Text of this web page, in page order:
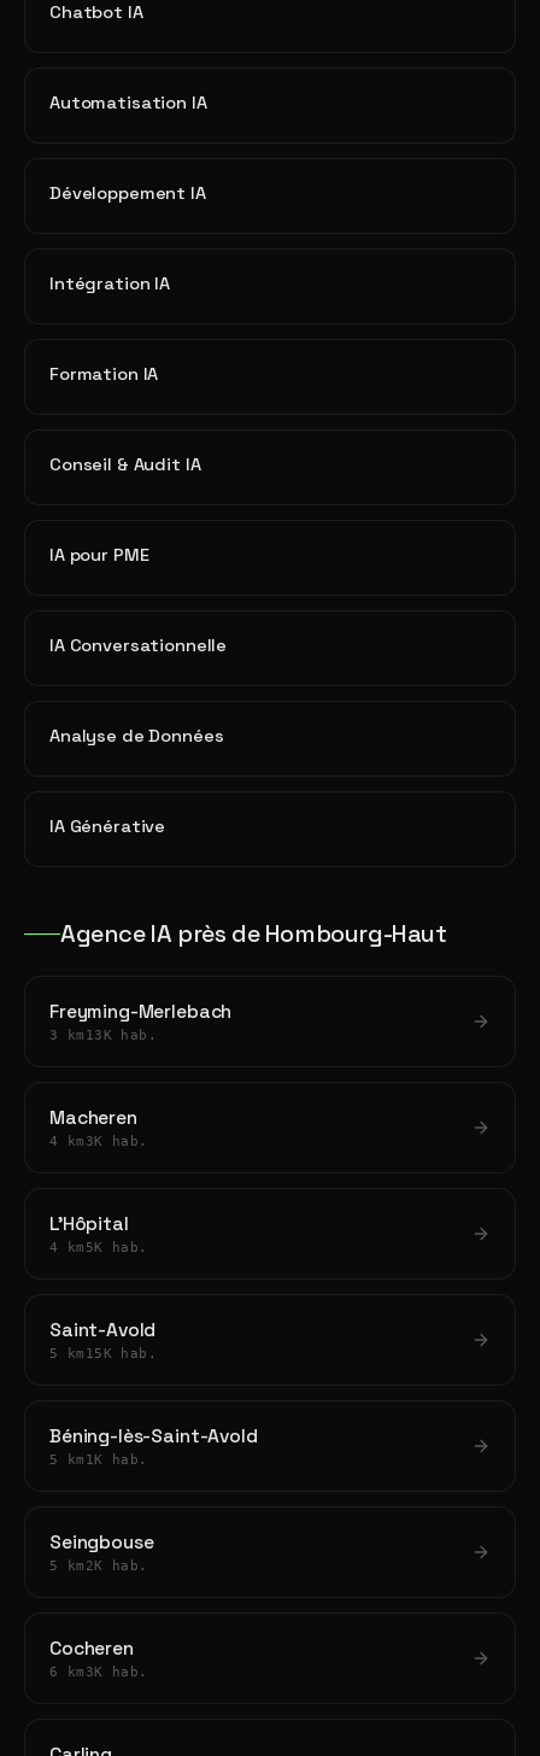
Chatbot IA
Automatisation IA
Développement IA
Intégration IA
Formation IA
Conseil & Audit IA
IA pour PME
IA Conversationnelle
Analyse de Données
IA Générative
Agence IA près de Hombourg-Haut
Freyming-Merlebach
3 km 13K hab.
Macheren
4 km 3K hab.
L'Hôpital
4 km 5K hab.
Saint-Avold
5 km 15K hab.
Béning-lès-Saint-Avold
5 km 1K hab.
Seingbouse
5 km 2K hab.
Cocheren
6 km 3K hab.